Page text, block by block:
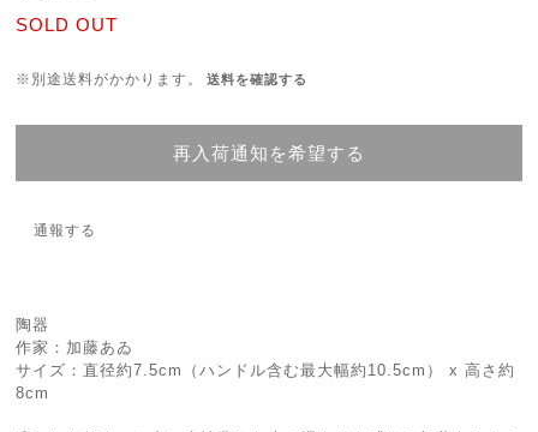
SOLD OUT
※別途送料がかかります。 送料を確認する
再入荷通知を希望する
通報する
陶器
作家：加藤あゐ
サイズ：直径約7.5cm（ハンドル含む最大幅約10.5cm） x 高さ約
8cm